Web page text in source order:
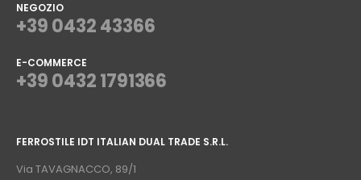
NEGOZIO
+39 0432 43366
E-COMMERCE
+39 0432 1791366
FERROSTILE IDT ITALIAN DUAL TRADE S.R.L.
Via TAVAGNACCO, 89/1